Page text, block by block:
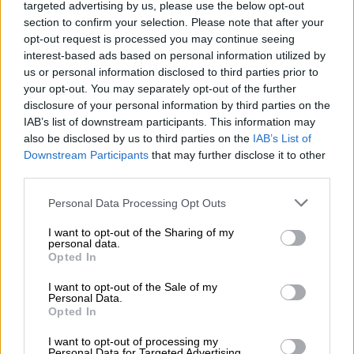
targeted advertising by us, please use the below opt-out
section to confirm your selection. Please note that after your
opt-out request is processed you may continue seeing
interest-based ads based on personal information utilized by
us or personal information disclosed to third parties prior to
your opt-out. You may separately opt-out of the further
disclosure of your personal information by third parties on the
IAB’s list of downstream participants. This information may
also be disclosed by us to third parties on the IAB’s List of
Downstream Participants that may further disclose it to other
Please note that this website/app uses one or more Google
not limited to your visit or usage behaviour. You may click to
grant or deny consent to Google and its third-party tags to
use your data for below specified purposes in below Google
consent section.
Personal Data Processing Opt Outs
I want to opt-out of the Sharing of my
personal data.
Opted In
I want to opt-out of the Sale of my
Personal Data.
Opted In
I want to opt-out of processing my
στρατοπέδου.
Να σημειωθεί ότι,ο Ρούντολφ κάποτε βρήκε
20.000 δολάρια στα υπάρχοντα κρατουμένου·
τα έκαψε για να μην πέσουν στα χέρια των
Ναζί. Επίσης είχε εντοπίσει ότι μέσα σε
πτώματα έκρυβαν οι δήμιοι του Άουσβιτς
διαμάντια και ακριβά κοσμήματα που τα
περνούσαν έξω από το στρατόπεδο.
Ο Ρούντολφ είδεαπό κοντά τους τέσσερις
φούρνους στο Μπίρκεναου, όπου καίγονταν
τα πτώματα όσων εξοντώνονταν με
δηλητηριώδη αέρια. Αργότερα, ο Ρούντολφ
θα αποκαλύψει στους εμβρόντητους
Συμμάχους ότι στους θαλάμους εγκλεισμού